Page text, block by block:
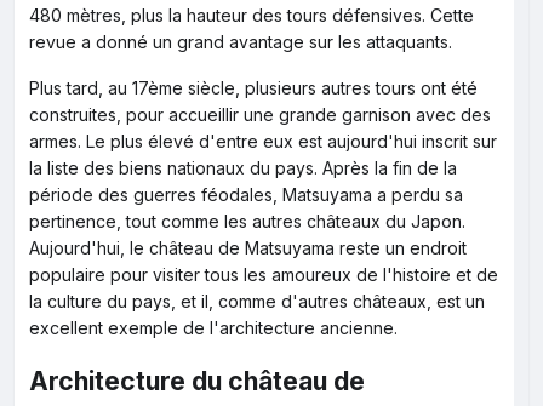
480 mètres, plus la hauteur des tours défensives. Cette
revue a donné un grand avantage sur les attaquants.
Plus tard, au 17ème siècle, plusieurs autres tours ont été
construites, pour accueillir une grande garnison avec des
armes. Le plus élevé d'entre eux est aujourd'hui inscrit sur
la liste des biens nationaux du pays. Après la fin de la
période des guerres féodales, Matsuyama a perdu sa
pertinence, tout comme les autres châteaux du Japon.
Aujourd'hui, le château de Matsuyama reste un endroit
populaire pour visiter tous les amoureux de l'histoire et de
la culture du pays, et il, comme d'autres châteaux, est un
excellent exemple de l'architecture ancienne.
Architecture du château de